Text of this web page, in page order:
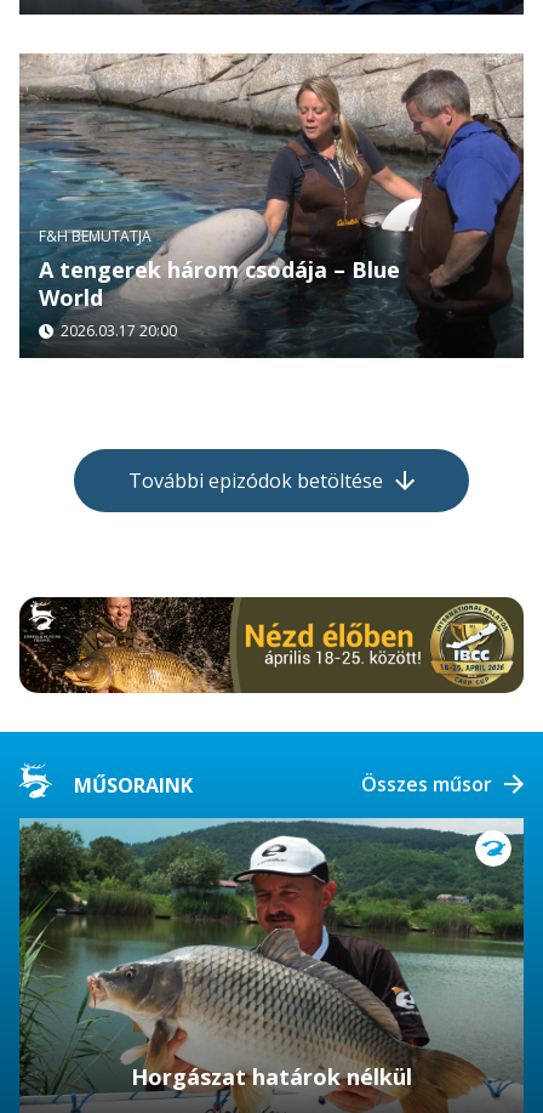
F&H BEMUTATJA
A tengerek három csodája – Blue
World
2026.03.17 20:00
További epizódok betöltése
MŰSORAINK Összes műsor
Horgászat határok nélkül